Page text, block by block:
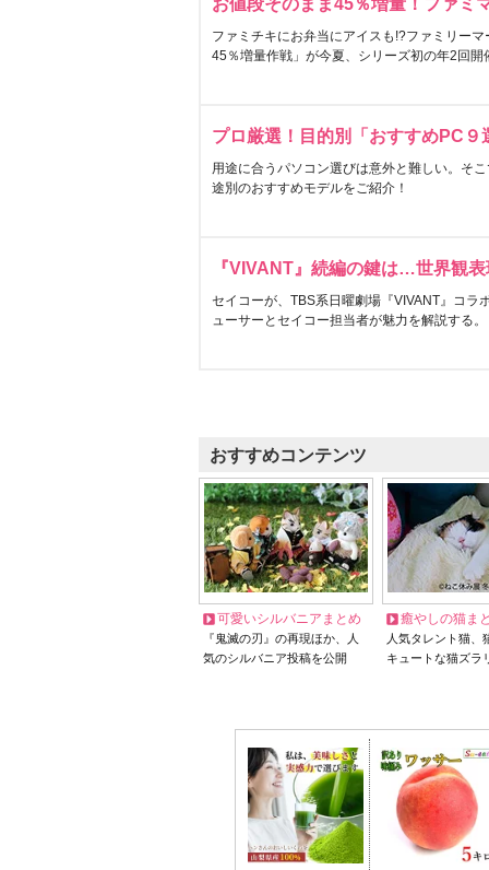
お値段そのまま45％増量！ファミ
ファミチキにお弁当にアイスも!?ファミリー
45％増量作戦」が今夏、シリーズ初の年2回開
プロ厳選！目的別「おすすめPC９
用途に合うパソコン選びは意外と難しい。そ
途別のおすすめモデルをご紹介！
『VIVANT』続編の鍵は…世界観
セイコーが、TBS系日曜劇場『VIVANT』コラ
ューサーとセイコー担当者が魅力を解説する。
おすすめコンテンツ
可愛いシルバニアまとめ
『鬼滅の刃』の再現ほか、人
気のシルバニア投稿を公開
癒やしの猫ま
人気タレント猫
キュートな猫ズラ